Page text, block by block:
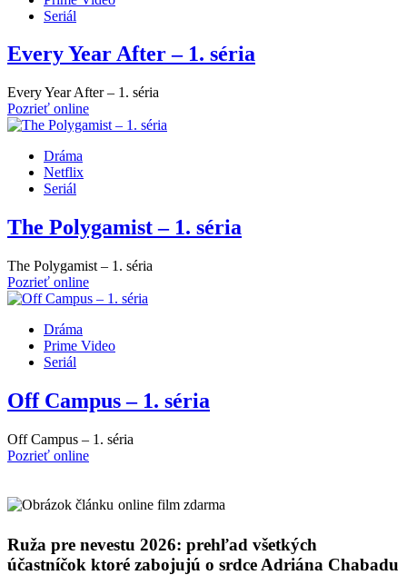
Seriál
Every Year After – 1. séria
Every Year After – 1. séria
Pozrieť online
Dráma
Netflix
Seriál
The Polygamist – 1. séria
The Polygamist – 1. séria
Pozrieť online
Dráma
Prime Video
Seriál
Off Campus – 1. séria
Off Campus – 1. séria
Pozrieť online
Ruža pre nevestu 2026: prehľad všetkých
účastníčok ktoré zabojujú o srdce Adriána Chabadu
online film zdarma